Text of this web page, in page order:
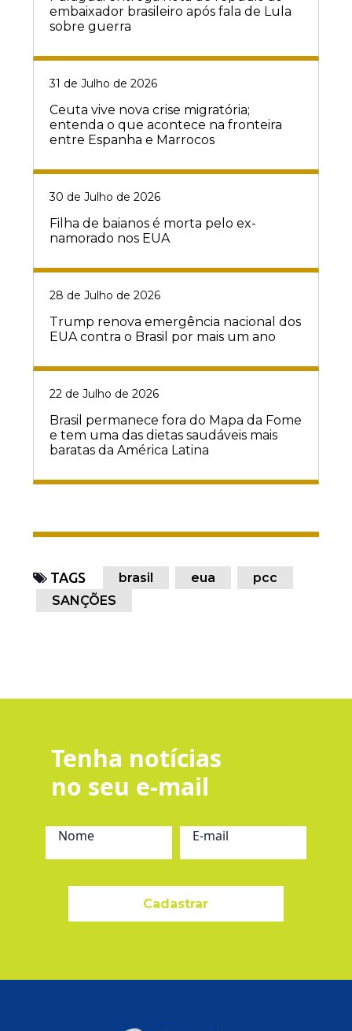
embaixador brasileiro após fala de Lula
sobre guerra
31 de Julho de 2026
Ceuta vive nova crise migratória;
entenda o que acontece na fronteira
entre Espanha e Marrocos
30 de Julho de 2026
Filha de baianos é morta pelo ex-
namorado nos EUA
28 de Julho de 2026
Trump renova emergência nacional dos
EUA contra o Brasil por mais um ano
22 de Julho de 2026
Brasil permanece fora do Mapa da Fome
e tem uma das dietas saudáveis mais
baratas da América Latina
TAGS brasil eua
pcc
SANÇÕES
Tenha notícias
no seu e-mail
Nome E-mail
Cadastrar